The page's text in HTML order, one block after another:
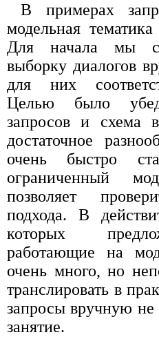
В примерах
модельная
Для начала мы
выборку диалогов
для них
Целью было
запросов и схема
достаточное
очень быстро
ограниченный
позволяет
подхода. В
которых
работающие на
очень много, но
транслировать в
запросы вручную не
занятие.